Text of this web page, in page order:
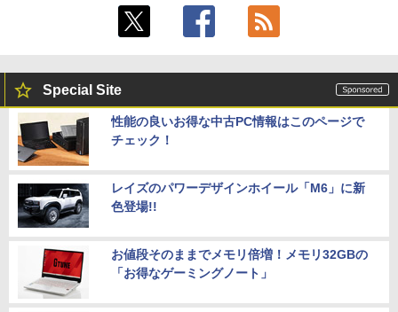
Special Site
性能の良いお得な中古PC情報はこのページで
チェック！
レイズのパワーデザインホイール「M6」に新
色登場!!
お値段そのままでメモリ倍増！メモリ32GBの
「お得なゲーミングノート」